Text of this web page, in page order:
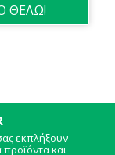
ΘΕΛΩ!
εκπλήξουν
και